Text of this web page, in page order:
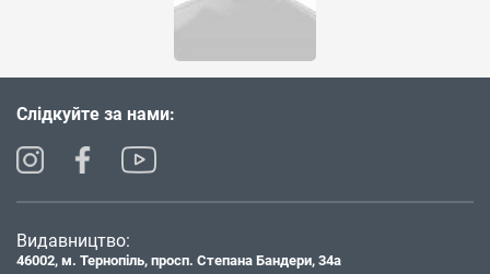
Слідкуйте за нами:
Видавництво:
46002, м. Тернопіль, просп. Степана Бандери, 34а